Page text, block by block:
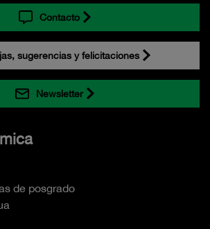
Contacto
sugerencias y felicitaciones
Newsletter
de posgrado